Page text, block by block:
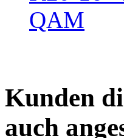
QAM
Kunden
auch